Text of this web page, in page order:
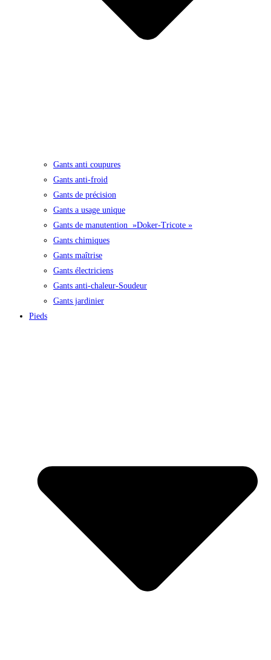
Gants anti coupures
Gants anti-froid
Gants de précision
Gants a usage unique
Gants de manutention »Doker-Tricote »
Gants chimiques
Gants maîtrise
Gants électriciens
Gants anti-chaleur-Soudeur
Gants jardinier
Pieds